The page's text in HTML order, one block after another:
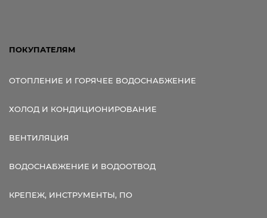
ПОКУПАТЕЛЯМ
ОТОПЛЕНИЕ И ГОРЯЧЕЕ ВОДОСНАБЖЕНИЕ
ХОЛОД И КОНДИЦИОНИРОВАНИЕ
ВЕНТИЛЯЦИЯ
ВОДОСНАБЖЕНИЕ И ВОДООТВОД
КРЕПЕЖ, ИНСТРУМЕНТЫ, ПО